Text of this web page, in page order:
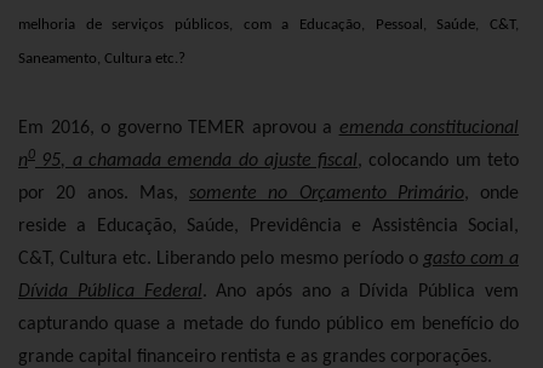
melhoria de serviços públicos, com a Educação, Pessoal, Saúde, C&T,
Saneamento, Cultura etc.?
Em 2016, o governo TEMER aprovou a emenda constitucional
n0 95, a chamada emenda do ajuste fiscal, colocando um teto
por 20 anos. Mas, somente no Orçamento Primário, onde
reside a Educação, Saúde, Previdência e Assistência Social,
C&T, Cultura etc. Liberando pelo mesmo período o gasto com a
Dívida Pública Federal. Ano após ano a Dívida Pública vem
capturando quase a metade do fundo público em benefício do
grande capital financeiro rentista e as grandes corporações.